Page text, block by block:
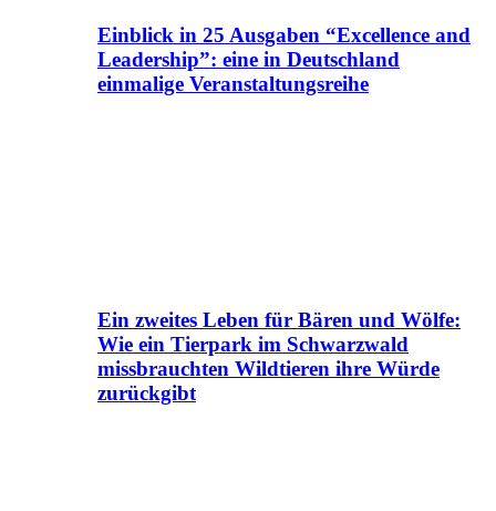
Einblick in 25 Ausgaben “Excellence and
Leadership”: eine in Deutschland
einmalige Veranstaltungsreihe
Ein zweites Leben für Bären und Wölfe:
Wie ein Tierpark im Schwarzwald
missbrauchten Wildtieren ihre Würde
zurückgibt